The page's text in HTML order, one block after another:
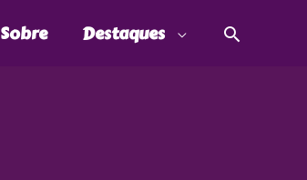
Sobre Destaques